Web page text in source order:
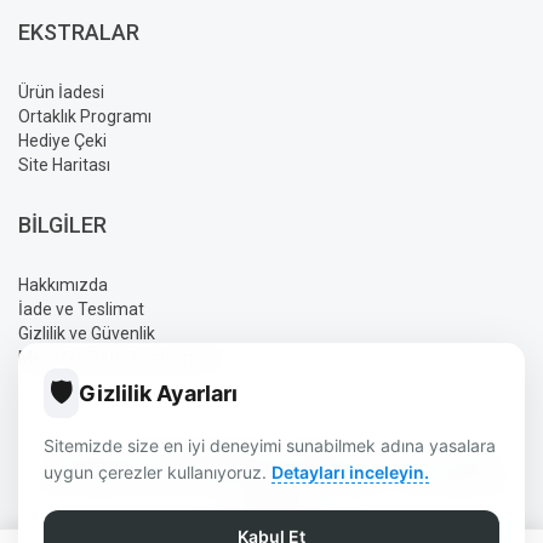
EKSTRALAR
Ürün İadesi
Ortaklık Programı
Hediye Çeki
Site Haritası
BILGILER
Hakkımızda
İade ve Teslimat
Gizlilik ve Güvenlik
Mesafeli Satış Sözleşmesi
AYLIN ELEKTRONIK BURDUR | GÜVENLIK | UYDU | OTO SES
SISTEMLERI | ELEKTRONIK ÜRÜNLER © 2026 - TÜM HAKLARI
TASARIM DIZAYN:
🛡️ Gizlilik Ayarları
Sitemizde size en iyi deneyimi sunabilmek adına yasalara
uygun çerezler kullanıyoruz. Detayları inceleyin.
Kabul Et